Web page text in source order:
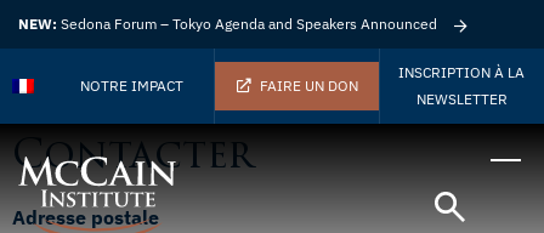
NEW: Sedona Forum – Tokyo Agenda and Speakers Announced
NOTRE IMPACT FAIRE UN DON
INSCRIPTION À LA
NEWSLETTER
Contacter
Adresse postale